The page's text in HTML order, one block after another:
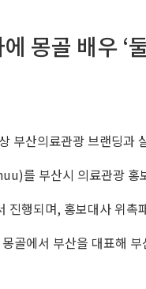
몽골 배우 ‘
부산의료관광 브랜딩과
를 부산시 의료관광 홍
진행되며, 홍보대사 위
골에서 부산을 대표해